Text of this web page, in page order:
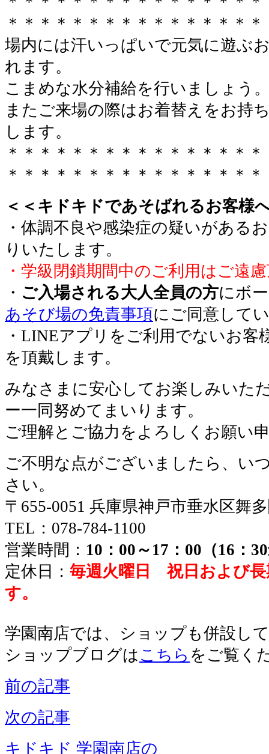
＊＊＊＊＊＊＊＊＊＊＊＊＊＊＊＊
場内には汗いっぱいで元気に遊ぶ
れます。
こまめな水分補給を行いましょう
またご来場の際はお着替えをお持
します。
＊＊＊＊＊＊＊＊＊＊＊＊＊＊＊
＊＊＊＊＊＊＊＊＊＊＊＊＊＊＊＊
＜＜キドキドであそばれるお客様
・体調不良や感染症の疑いがある
りいたします。
・学級閉鎖期間中のご利用はご遠
・ ご入場される大人全員の方にボ
あそび場の免責事項にご同意して
・LINEアプリをご利用でないお客
を頂戴します。
みなさまに安心してお楽しみいた
ー一同努めてまいります。
ご理解とご協力をよろしくお願い
ご不明な点がございましたら、い
さい。
〒655-0051 兵庫県神戸市垂水区舞
TEL：078-784-1100
営業時間： 10：00～17：00（16：
定休日： 毎週火曜日 祝日および長
す。
学園南店では、ショップも併設し
ショップブログは こちら をご覧く
前の記事
次の記事
キドキド 学園南店の